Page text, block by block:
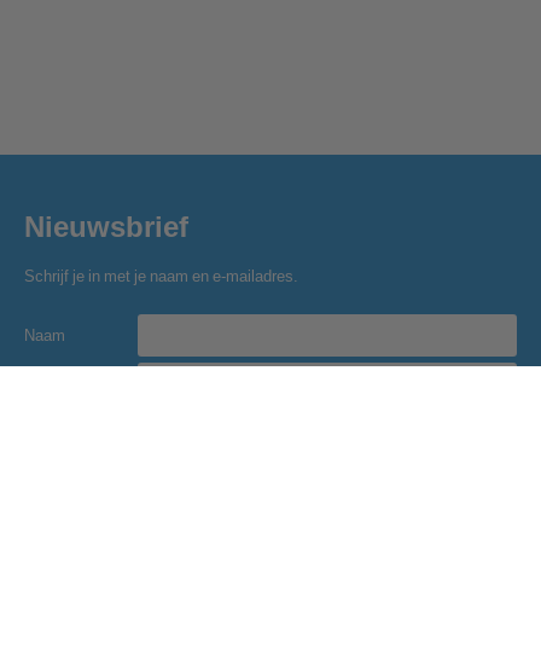
Nieuwsbrief
Schrijf je in met je naam en e-mailadres.
Naam